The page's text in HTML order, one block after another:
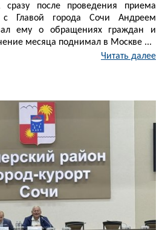
после проведения приема
с Главой города Сочи Андреем
ему о обращениях граждан и
месяца поднимал в Москве ...
Читать далее